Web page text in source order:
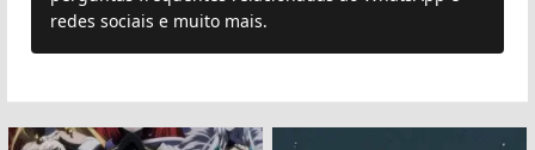
redes sociais e muito mais.